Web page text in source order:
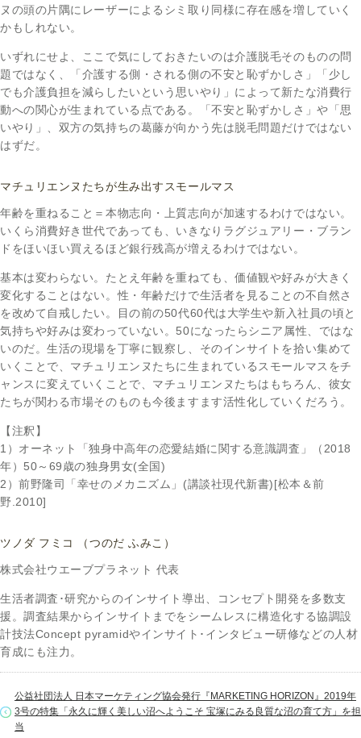
ヌの頭の片隅にレーザーによるシミ取り同様に存在感を増していく
かもしれない。
いずれにせよ、ここで気にしておきたいのは介護脱毛そのものの問
題ではなく、「介護する側・される側の不安と恥ずかしさ」「少し
でも介護負担を減らしたいという思いやり」によって新たな消費行
動への関心が生まれている点である。「不安と恥ずかしさ」や「思
いやり」、双方の気持ちの葛藤が向かう先は脱毛問題だけではない
はずだ。
マチュリエンヌたちが生み出すスモールマス
年齢を重ねること＝本物志向・上質志向が加速するわけではない。
いくら消費好き世代であっても、いきなりラグジュアリー・ブラン
ドをほいほい買えるほど銀行残高が増えるわけではない。
基本は変わらない。たとえ年齢を重ねても、価値観や好みが大きく
変化することはない。性・年齢だけで生活者を見ることの不自然さ
を改めて自戒したい。目の前の50代60代は大学生や新入社員の頃と
気持ちや好みは変わっていない。50になったらシニア属性、ではな
いのだ。生活の現場を丁寧に観察し、そのインサイトを拾い集めて
いくことで、マチュリエンヌたちに生まれているスモールマスをチ
ャンスに変えていくことで、マチュリエンヌたちはもちろん、彼女
たちが関わる市場そのものも今後ますます活性化していくだろう。
【注釈】
1）オーネット「独身中高年の恋愛結婚に関する意識調査」（2018
年）50～69歳の独身男女(全国)
2）前野隆司「幸せのメカニズム」(講談社現代新書)[松本＆前
野.2010]
ツノダ フミコ （つのだ ふみこ）
株式会社ウエーブプラネット 代表
生活者調査･研究からのインサイト導出、コンセプト開発を多数支
援。調査結果からインサイトまでをシームレスに構造化する協調設
計技法Concept pyramidやインサイト･インタビュー研修などの人材
育成にも注力。
公益社団法人 日本マーケティング協会発行『MARKETING HORIZON』2019年
3号の特集「永久に輝く美しい沼へようこそ 宝塚にみる良質な沼の育て方」を担
当